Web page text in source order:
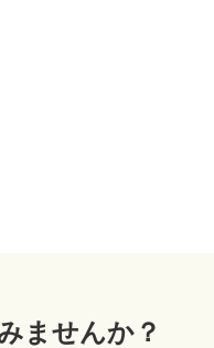
ませんか？